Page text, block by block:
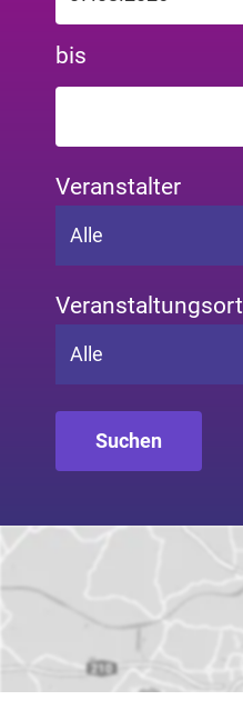
bis
Veranstalter
Alle
Veranstaltungsort
Alle